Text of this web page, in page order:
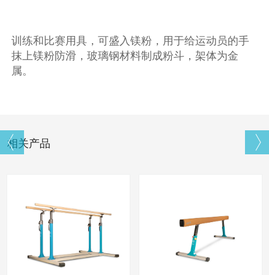
训练和比赛用具，可盛入镁粉，用于给运动员的手
抹上镁粉防滑，玻璃钢材料制成粉斗，架体为金
属。
相关产品